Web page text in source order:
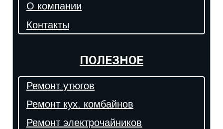
О компании
Контакты
ПОЛЕЗНОЕ
Ремонт утюгов
Ремонт кух. комбайнов
Ремонт электрочайников